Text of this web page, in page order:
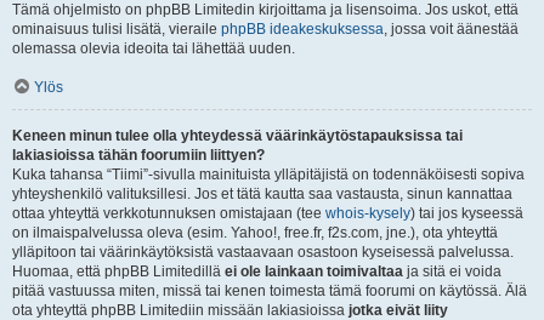
Tämä ohjelmisto on phpBB Limitedin kirjoittama ja lisensoima. Jos uskot, että
ominaisuus tulisi lisätä, vieraile phpBB ideakeskuksessa, jossa voit äänestää
olemassa olevia ideoita tai lähettää uuden.
Ylös
Keneen minun tulee olla yhteydessä väärinkäytöstapauksissa tai
lakiasioissa tähän foorumiin liittyen?
Kuka tahansa “Tiimi”-sivulla mainituista ylläpitäjistä on todennäköisesti sopiva
yhteyshenkilö valituksillesi. Jos et tätä kautta saa vastausta, sinun kannattaa
ottaa yhteyttä verkkotunnuksen omistajaan (tee whois-kysely) tai jos kyseessä
on ilmaispalvelussa oleva (esim. Yahoo!, free.fr, f2s.com, jne.), ota yhteyttä
ylläpitoon tai väärinkäytöksistä vastaavaan osastoon kyseisessä palvelussa.
Huomaa, että phpBB Limitedillä ei ole lainkaan toimivaltaa ja sitä ei voida
pitää vastuussa miten, missä tai kenen toimesta tämä foorumi on käytössä. Älä
ota yhteyttä phpBB Limitediin missään lakiasioissa jotka eivät liity